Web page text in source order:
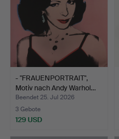
- "FRAUENPORTRAIT",
Motiv nach Andy Warhol…
Beendet 25. Jul 2026
3 Gebote
129 USD